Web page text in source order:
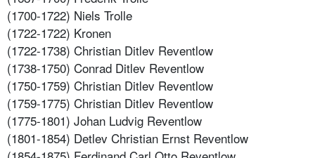
(1700-1722) Niels Trolle
(1722-1722) Kronen
(1722-1738) Christian Ditlev Reventlow
(1738-1750) Conrad Ditlev Reventlow
(1750-1759) Christian Ditlev Reventlow
(1759-1775) Christian Ditlev Reventlow
(1775-1801) Johan Ludvig Reventlow
(1801-1854) Detlev Christian Ernst Reventlow